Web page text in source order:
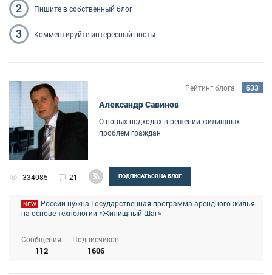
2 Пишитев собственный блог
3 Комментируйтеинтересный посты
Александр Савинов
О новых подходах в решении жилищных
проблем граждан
334085 21 ПОДПИСАТЬСЯ НА БЛОГ
Сообщения
112
Подписчиков
1606
NEW
России нужна Государственная программа арендного жилья
на основе технологии «Жилищный Шаг»
Рейтинг блога 633